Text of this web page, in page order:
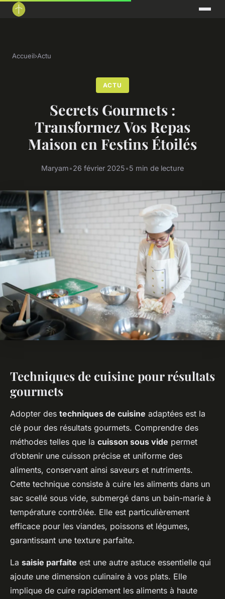
Accueil›Actu
ACTU
Secrets Gourmets :
Transformez Vos Repas
Maison en Festins Étoilés
Maryam•26 février 2025•5 min de lecture
Techniques de cuisine pour résultats
gourmets
Adopter des techniques de cuisine adaptées est la
clé pour des résultats gourmets. Comprendre des
méthodes telles que la cuisson sous vide permet
d’obtenir une cuisson précise et uniforme des
aliments, conservant ainsi saveurs et nutriments.
Cette technique consiste à cuire les aliments dans un
sac scellé sous vide, submergé dans un bain-marie à
température contrôlée. Elle est particulièrement
efficace pour les viandes, poissons et légumes,
garantissant une texture parfaite.
La saisie parfaite est une autre astuce essentielle qui
ajoute une dimension culinaire à vos plats. Elle
implique de cuire rapidement les aliments à haute